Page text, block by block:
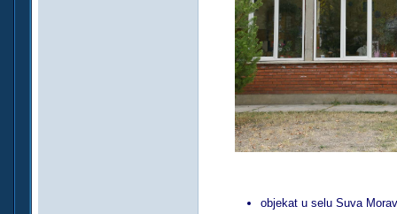
objekat u selu Suva